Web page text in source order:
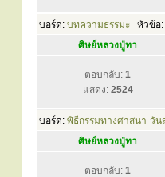
บอร์ด: บทความธรรมะ หัวข้อ:
ศิษย์หลวงปู่ทา
ตอบกลับ: 1
แสดง: 2524
บอร์ด: พิธีกรรมทางศาสนา-วั
ศิษย์หลวงปู่ทา
ตอบกลับ: 1